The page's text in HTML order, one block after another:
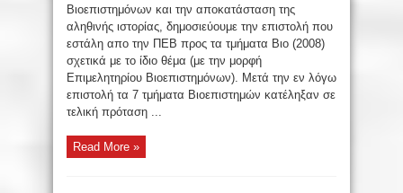
Βιοεπιστημόνων και την αποκατάσταση της
αληθινής ιστορίας, δημοσιεύουμε την επιστολή που
εστάλη απο την ΠΕΒ προς τα τμήματα Βιο (2008)
σχετικά με το ίδιο θέμα (με την μορφή
Επιμελητηρίου Βιοεπιστημόνων). Μετά την εν λόγω
επιστολή τα 7 τμήματα Βιοεπιστημών κατέληξαν σε
τελική πρόταση ...
Read More »